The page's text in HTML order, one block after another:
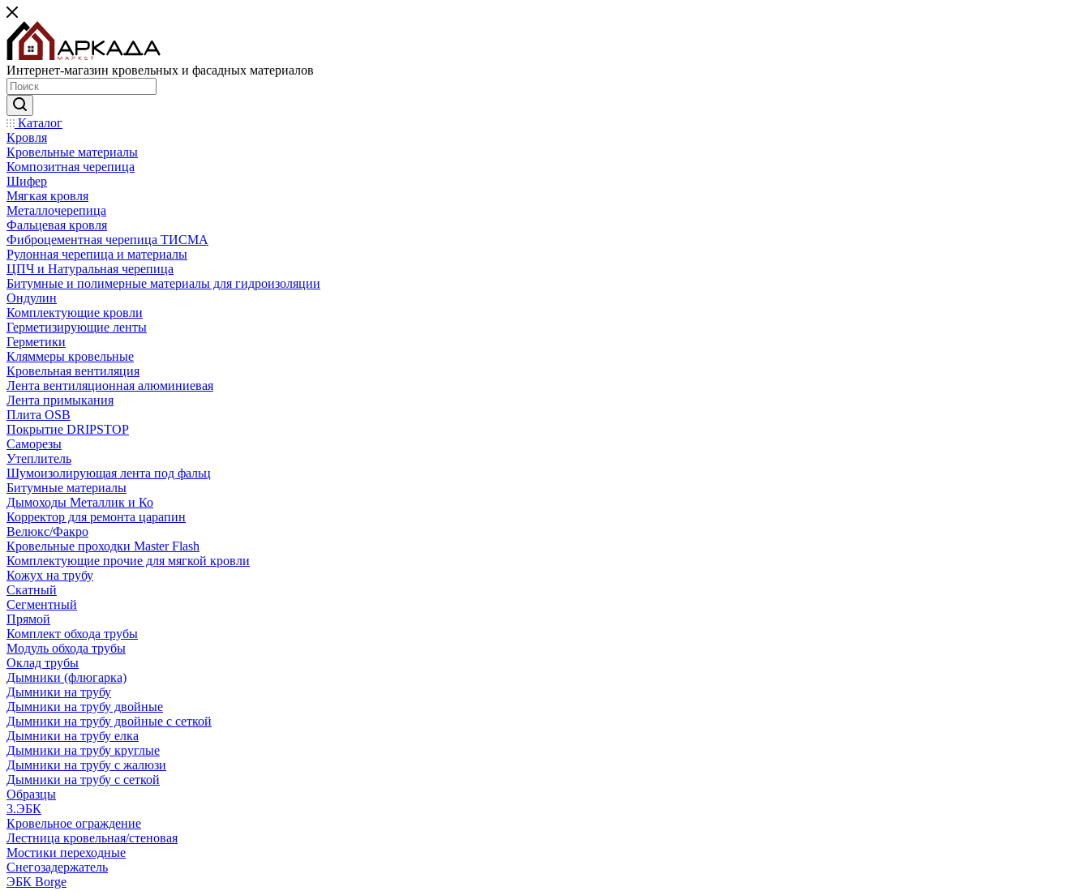
Интернет-магазин кровельных и фасадных материалов
Каталог
Кровля
Кровельные материалы
Композитная черепица
Шифер
Мягкая кровля
Металлочерепица
Фальцевая кровля
Фиброцементная черепица ТИСМА
Рулонная черепица и материалы
ЦПЧ и Натуральная черепица
Битумные и полимерные материалы для гидроизоляции
Ондулин
Комплектующие кровли
Герметизирующие ленты
Герметики
Кляммеры кровельные
Кровельная вентиляция
Лента вентиляционная алюминиевая
Лента примыкания
Плита OSB
Покрытие DRIPSTOP
Саморезы
Утеплитель
Шумоизолирующая лента под фальц
Битумные материалы
Дымоходы Металлик и Ко
Корректор для ремонта царапин
Велюкс/Факро
Кровельные проходки Master Flash
Комплектующие прочие для мягкой кровли
Кожух на трубу
Скатный
Сегментный
Прямой
Комплект обхода трубы
Модуль обхода трубы
Оклад трубы
Дымники (флюгарка)
Дымники на трубу
Дымники на трубу двoйные
Дымники на трубу двoйные с сеткой
Дымники на трубу елка
Дымники на трубу круглые
Дымники на трубу с жалюзи
Дымники на трубу с сеткой
Образцы
3.ЭБК
Кровельное ограждение
Лестница кровельная/стеновая
Мостики переходные
Снегозадержатель
ЭБК Borge